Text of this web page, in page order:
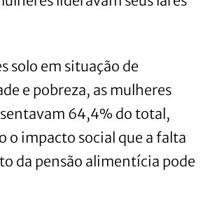
solo em situação de
e pobreza, as mulheres
64,4% do total,
o impacto social que a falta
da pensão alimentícia pode